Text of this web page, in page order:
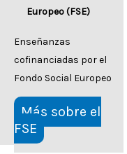
Europeo (FSE)
Enseñanzas
cofinanciadas por el
Fondo Social Europeo
Más sobre el
FSE